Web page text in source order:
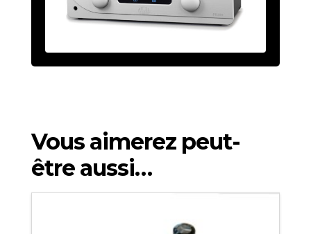
Vous aimerez peut-
être aussi…